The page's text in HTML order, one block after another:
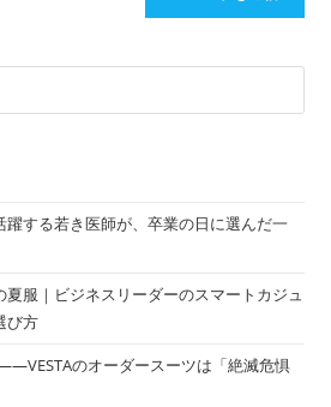
躍する若き医師が、卒業の日に選んだ一
服｜ビジネスリーダーのスマートカジュ
び方
のオーダースーツは「絶滅危惧